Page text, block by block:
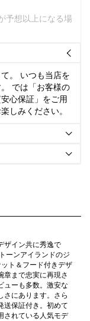
予想以上になる場

。 いつも当店を
では「お客様の
心保証」をご用
しみください。


ザイン共に秀逸で
ーンアイランドのジ
ト＆フード付きデザ
章まで忠実に再現さ
ューも多数。激安な
さにあります。さら
送保証付き。初めて
されている人気モデ